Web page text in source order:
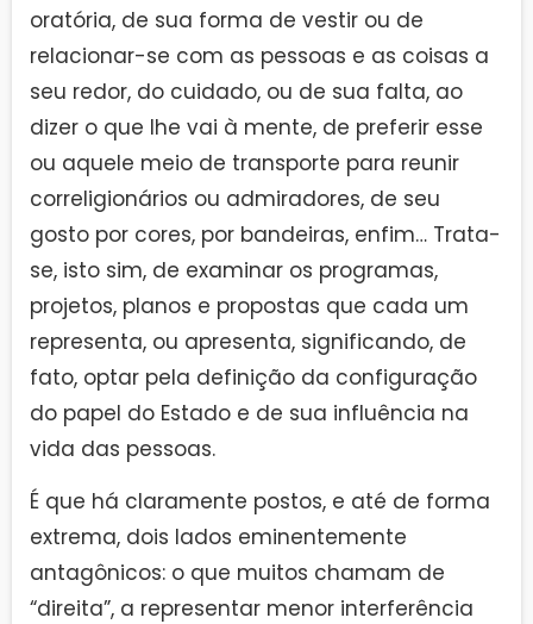
oratória, de sua forma de vestir ou de
relacionar-se com as pessoas e as coisas a
seu redor, do cuidado, ou de sua falta, ao
dizer o que lhe vai à mente, de preferir esse
ou aquele meio de transporte para reunir
correligionários ou admiradores, de seu
gosto por cores, por bandeiras, enfim… Trata-
se, isto sim, de examinar os programas,
projetos, planos e propostas que cada um
representa, ou apresenta, significando, de
fato, optar pela definição da configuração
do papel do Estado e de sua influência na
vida das pessoas.
É que há claramente postos, e até de forma
extrema, dois lados eminentemente
antagônicos: o que muitos chamam de
“direita”, a representar menor interferência